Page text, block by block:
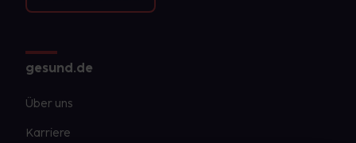
gesund.de
Über uns
Karriere